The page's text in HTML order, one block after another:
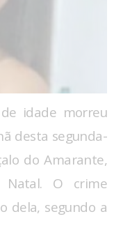
idade morreu
desta segunda-
do Amarante,
Natal. O crime
dela, segundo a